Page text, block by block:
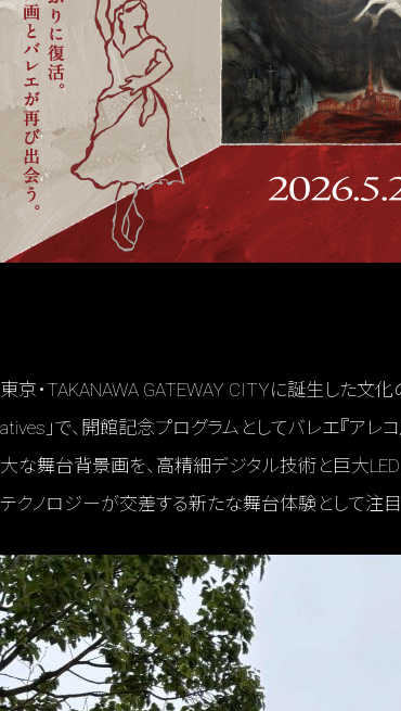
東京・TAKANAWA GATEWAY CITYに誕生した文
atives」で、開館記念プログラムとしてバレエ『ア
大な舞台背景画を、高精細デジタル技術と巨大LED
テクノロジーが交差する新たな舞台体験として注目